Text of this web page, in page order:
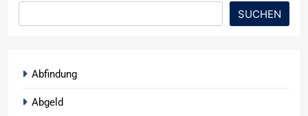
SUCHEN
Abfindung
Abgeld